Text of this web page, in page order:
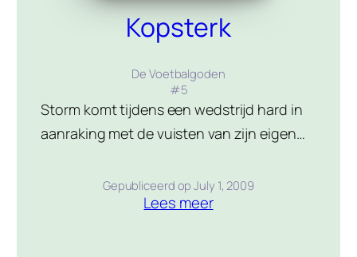
Kopsterk
De Voetbalgoden
#5
Storm komt tijdens een wedstrijd hard in
aanraking met de vuisten van zijn eigen
ambulance van het veld afgevoerd. Bert
Pringel lijkt de enige te zijn die Storm beter
Gepubliceerd opJuly 1, 2009
Lees meer